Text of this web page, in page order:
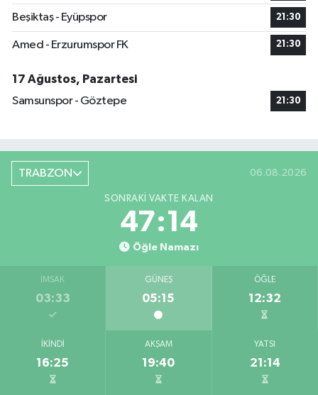
Beşiktaş - Eyüpspor 21:30
Amed - Erzurumspor FK 21:30
17 Ağustos, Pazartesi
Samsunspor - Göztepe
21:30
TRABZON 06.08.2026
SONRAKI VAKTE KALAN
47:13
Öğle Namazı
İMSAK
03:33
GÜNEŞ
05:15
ÖĞLE
12:32
İKINDI
16:25
AKŞAM
19:40
YATSI
21:14